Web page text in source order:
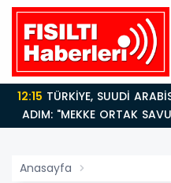
12:15
ADIM: "MEKKE ORTAK
Anasayfa